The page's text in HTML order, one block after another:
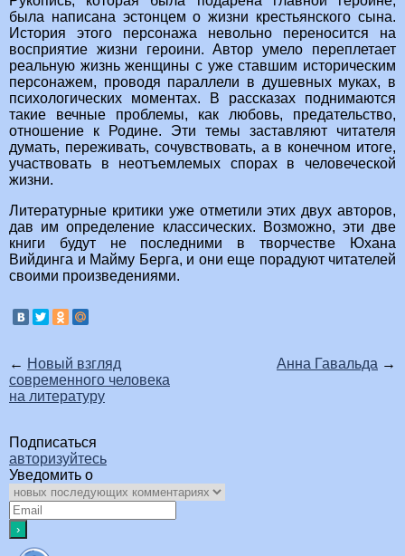
была написана эстонцем о жизни крестьянского сына.
История этого персонажа невольно переносится на
восприятие жизни героини. Автор умело переплетает
реальную жизнь женщины с уже ставшим историческим
персонажем, проводя параллели в душевных муках, в
психологических моментах. В рассказах поднимаются
такие вечные проблемы, как любовь, предательство,
отношение к Родине. Эти темы заставляют читателя
думать, переживать, сочувствовать, а в конечном итоге,
участвовать в неотъемлемых спорах в человеческой
жизни.
Литературные критики уже отметили этих двух авторов,
дав им определение классических. Возможно, эти две
книги будут не последними в творчестве Юхана
Вийдинга и Майму Берга, и они еще порадуют читателей
своими произведениями.
← Новый взгляд
современного человека
на литературу
Анна Гавальда →
Подписаться
авторизуйтесь
Уведомить о